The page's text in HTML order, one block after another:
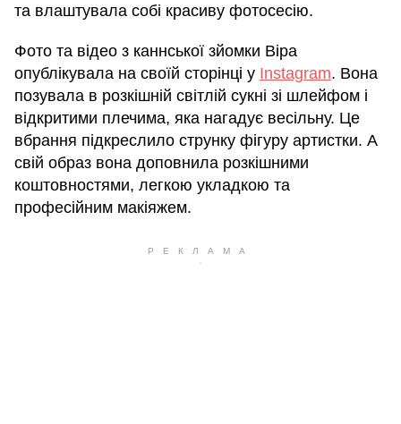
та влаштувала собі красиву фотосесію.
Фото та відео з каннської зйомки Віра
опублікувала на своїй сторінці у Instagram. Вона
позувала в розкішній світлій сукні зі шлейфом і
відкритими плечима, яка нагадує весільну. Це
вбрання підкреслило струнку фігуру артистки. А
свій образ вона доповнила розкішними
коштовностями, легкою укладкою та
професійним макіяжем.